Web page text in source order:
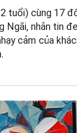
tuổi) cùng 17
Ngãi, nhắn tin
cảm của